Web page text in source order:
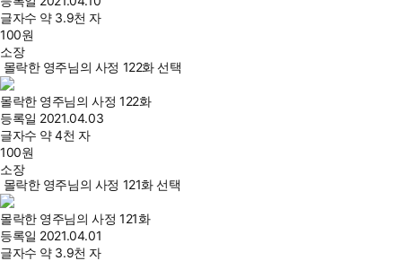
글자수 약 3.9천 자
100원
소장
몰락한 영주님의 사정 122화 선택
몰락한 영주님의 사정 122화
등록일 2021.04.03
글자수 약 4천 자
100원
소장
몰락한 영주님의 사정 121화 선택
몰락한 영주님의 사정 121화
등록일 2021.04.01
글자수 약 3.9천 자